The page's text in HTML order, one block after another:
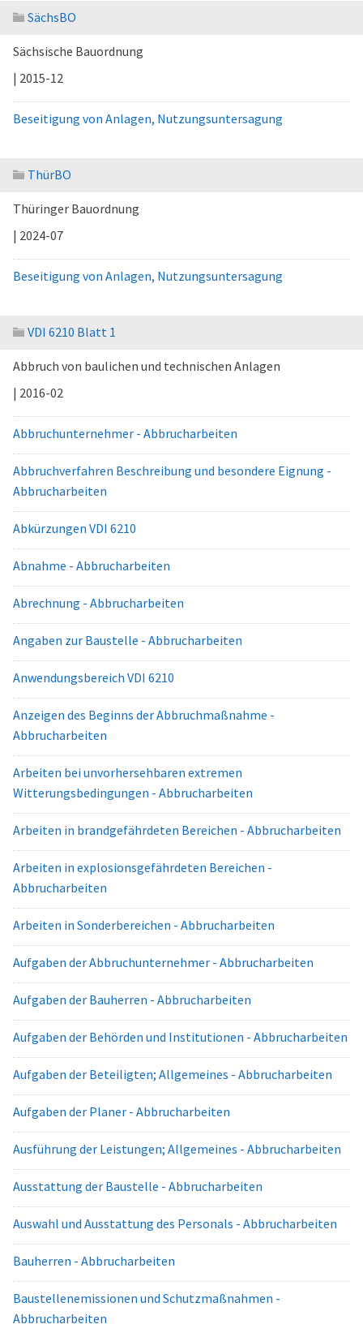
SächsBO
Sächsische Bauordnung
| 2015-12
Beseitigung von Anlagen, Nutzungsuntersagung
ThürBO
Thüringer Bauordnung
| 2024-07
Beseitigung von Anlagen, Nutzungsuntersagung
VDI 6210 Blatt 1
Abbruch von baulichen und technischen Anlagen
| 2016-02
Abbruchunternehmer - Abbrucharbeiten
Abbruchverfahren Beschreibung und besondere Eignung -
Abbrucharbeiten
Abkürzungen VDI 6210
Abnahme - Abbrucharbeiten
Abrechnung - Abbrucharbeiten
Angaben zur Baustelle - Abbrucharbeiten
Anwendungsbereich VDI 6210
Anzeigen des Beginns der Abbruchmaßnahme -
Abbrucharbeiten
Arbeiten bei unvorhersehbaren extremen
Witterungsbedingungen - Abbrucharbeiten
Arbeiten in brandgefährdeten Bereichen - Abbrucharbeiten
Arbeiten in explosionsgefährdeten Bereichen -
Abbrucharbeiten
Arbeiten in Sonderbereichen - Abbrucharbeiten
Aufgaben der Abbruchunternehmer - Abbrucharbeiten
Aufgaben der Bauherren - Abbrucharbeiten
Aufgaben der Behörden und Institutionen - Abbrucharbeiten
Aufgaben der Beteiligten; Allgemeines - Abbrucharbeiten
Aufgaben der Planer - Abbrucharbeiten
Ausführung der Leistungen; Allgemeines - Abbrucharbeiten
Ausstattung der Baustelle - Abbrucharbeiten
Auswahl und Ausstattung des Personals - Abbrucharbeiten
Bauherren - Abbrucharbeiten
Baustellenemissionen und Schutzmaßnahmen -
Abbrucharbeiten